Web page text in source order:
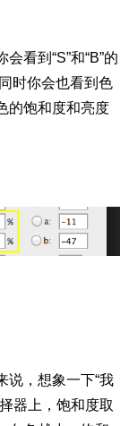
看到“S”和“B”的
时你会也看到色
的饱和度和亮度
说，想象一下“我
器上，饱和度取